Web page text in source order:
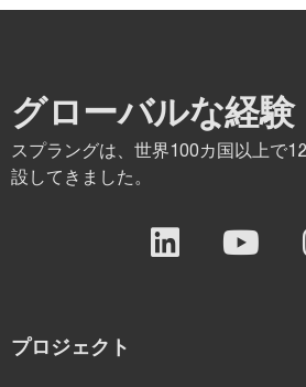
グローバルな経験
スプラングは、世界100カ国以上で
設してきました。
プロジェクト